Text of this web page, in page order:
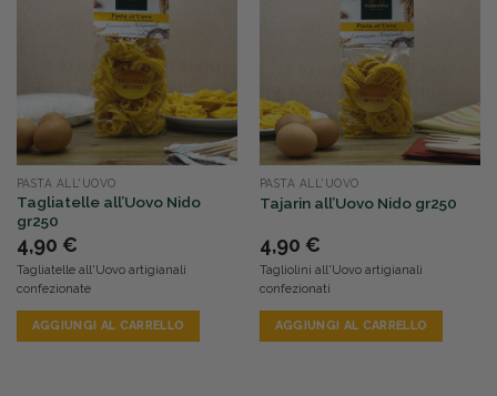
PASTA ALL'UOVO
Tagliatelle all’Uovo Nido
gr250
4,90 €
Tagliatelle all'Uovo artigianali
confezionate
AGGIUNGI AL CARRELLO
PASTA ALL'UOVO
Tajarin all’Uovo Nido gr250
4,90 €
Tagliolini all'Uovo artigianali
confezionati
AGGIUNGI AL CARRELLO